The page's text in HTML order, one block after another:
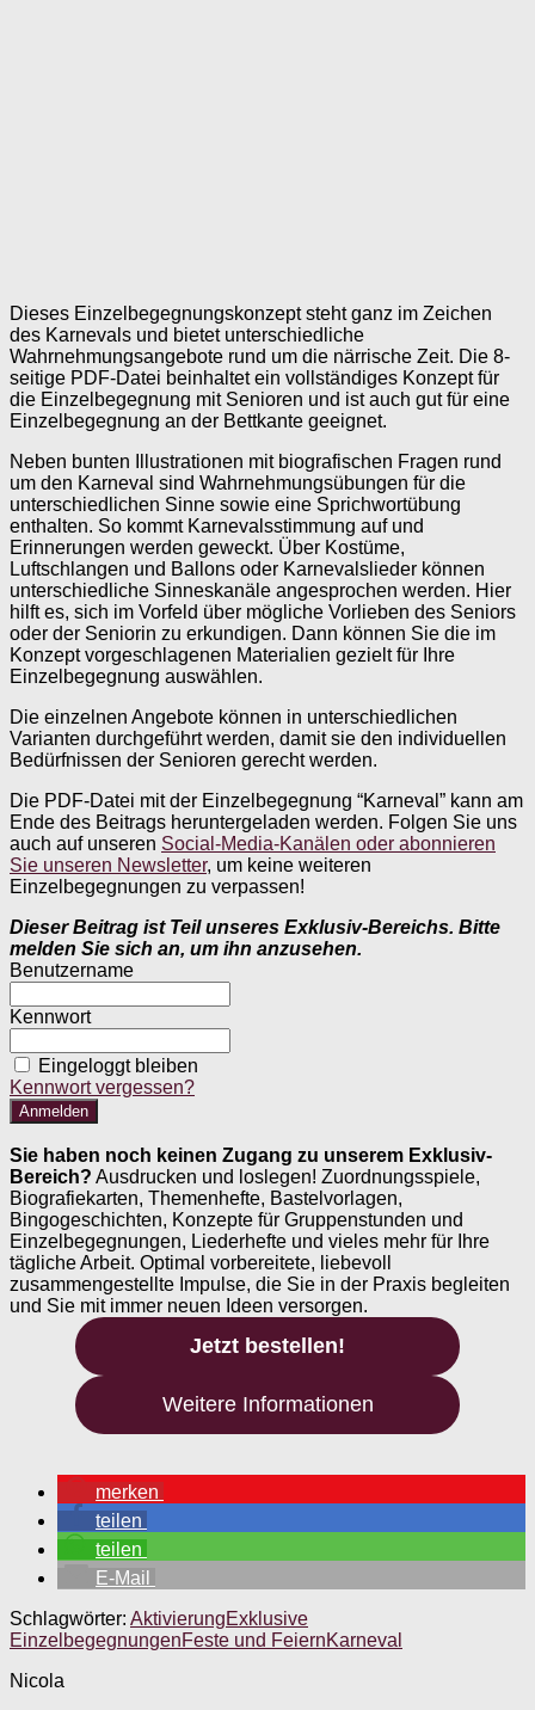
Dieses Einzelbegegnungskonzept steht ganz im Zeichen
des Karnevals und bietet unterschiedliche
Wahrnehmungsangebote rund um die närrische Zeit. Die 8-
seitige PDF-Datei beinhaltet ein vollständiges Konzept für
die Einzelbegegnung mit Senioren und ist auch gut für eine
Einzelbegegnung an der Bettkante geeignet.
Neben bunten Illustrationen mit biografischen Fragen rund
um den Karneval sind Wahrnehmungsübungen für die
unterschiedlichen Sinne sowie eine Sprichwortübung
enthalten. So kommt Karnevalsstimmung auf und
Erinnerungen werden geweckt. Über Kostüme,
Luftschlangen und Ballons oder Karnevalslieder können
unterschiedliche Sinneskanäle angesprochen werden. Hier
hilft es, sich im Vorfeld über mögliche Vorlieben des Seniors
oder der Seniorin zu erkundigen. Dann können Sie die im
Konzept vorgeschlagenen Materialien gezielt für Ihre
Einzelbegegnung auswählen.
Die einzelnen Angebote können in unterschiedlichen
Varianten durchgeführt werden, damit sie den individuellen
Bedürfnissen der Senioren gerecht werden.
Die PDF-Datei mit der Einzelbegegnung “Karneval” kann am
Ende des Beitrags heruntergeladen werden. Folgen Sie uns
auch auf unseren Social-Media-Kanälen oder abonnieren
Sie unseren Newsletter, um keine weiteren
Einzelbegegnungen zu verpassen!
Dieser Beitrag ist Teil unseres Exklusiv-Bereichs. Bitte
melden Sie sich an, um ihn anzusehen.
Benutzername
Kennwort
Eingeloggt bleiben
Kennwort vergessen?
Sie haben noch keinen Zugang zu unserem Exklusiv-
Bereich? Ausdrucken und loslegen! Zuordnungsspiele,
Biografiekarten, Themenhefte, Bastelvorlagen,
Bingogeschichten, Konzepte für Gruppenstunden und
Einzelbegegnungen, Liederhefte und vieles mehr für Ihre
tägliche Arbeit. Optimal vorbereitete, liebevoll
zusammengestellte Impulse, die Sie in der Praxis begleiten
und Sie mit immer neuen Ideen versorgen.
Jetzt bestellen!
Weitere Informationen
merken
teilen
teilen
E-Mail
Schlagwörter: AktivierungExklusive
EinzelbegegnungenFeste und FeiernKarneval
Nicola